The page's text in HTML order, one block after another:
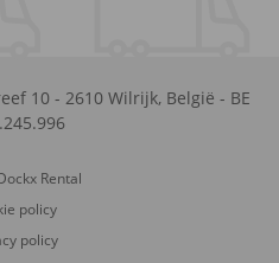
10 - 2610 Wilrijk, België - BE
Rental
policy
policy